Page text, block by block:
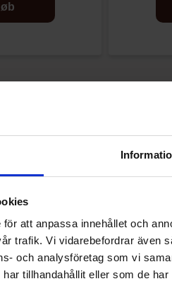
att anpassa innehållet och
trafik. Vi vidarebefordrar även
och analysföretag som vi
tillhandahållit eller som de